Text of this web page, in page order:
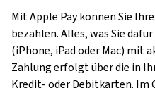
Mit Apple Pay können Sie
bezahlen. Alles, was Sie
(iPhone, iPad oder Mac) mit
Zahlung erfolgt über die in
Kredit- oder Debitkarten. Im